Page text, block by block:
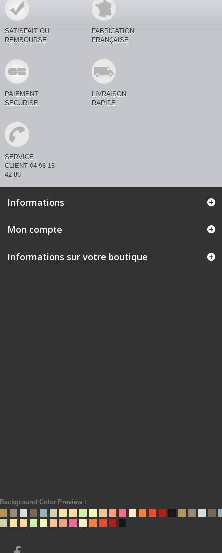
SATISFAIT OU
REMBOURSE
FABRICATION
FRANÇAISE
PAIEMENT
SECURISE
LIVRAISON
RAPIDE
SERVICE
CLIENT 04 96 15
42 86
Informations
Mon compte
Informations sur votre boutique
Background Color Preview :